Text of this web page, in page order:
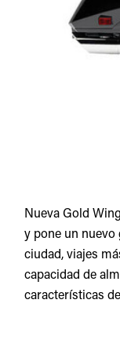
Nueva Gold
y pone un nuevo
ciudad, viajes
capacidad de
características